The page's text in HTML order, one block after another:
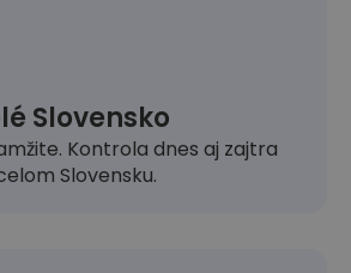
Slovensko
Kontrola dnes aj zajtra
Slovensku.